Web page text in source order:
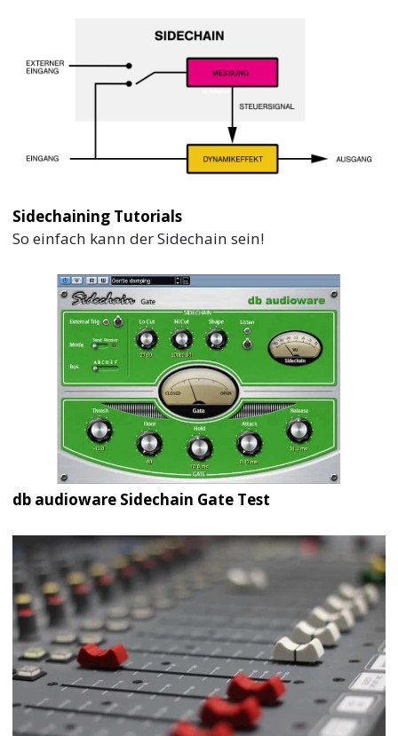
Sidechaining Tutorials
So einfach kann der Sidechain sein!
db audioware Sidechain Gate Test